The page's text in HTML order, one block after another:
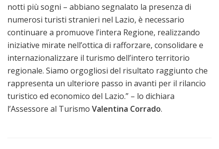
notti più sogni – abbiano segnalato la presenza di
numerosi turisti stranieri nel Lazio, è necessario
continuare a promuove l’intera Regione, realizzando
iniziative mirate nell’ottica di rafforzare, consolidare e
internazionalizzare il turismo dell’intero territorio
regionale. Siamo orgogliosi del risultato raggiunto che
rappresenta un ulteriore passo in avanti per il rilancio
turistico ed economico del Lazio.” – lo dichiara
l’Assessore al Turismo Valentina Corrado.